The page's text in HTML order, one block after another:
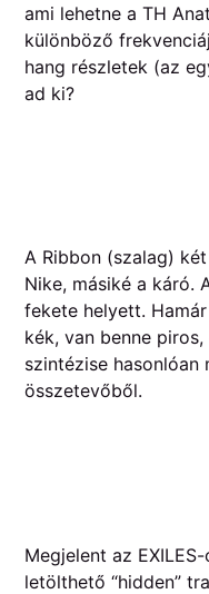
ami lehetne a TH
különböző
hang részletek (az
ad ki?
A Ribbon (szalag)
Nike, másiké a káró.
fekete helyett.
kék, van benne
szintézise
összetevőből.
Megjelent az
letölthető “hidden”